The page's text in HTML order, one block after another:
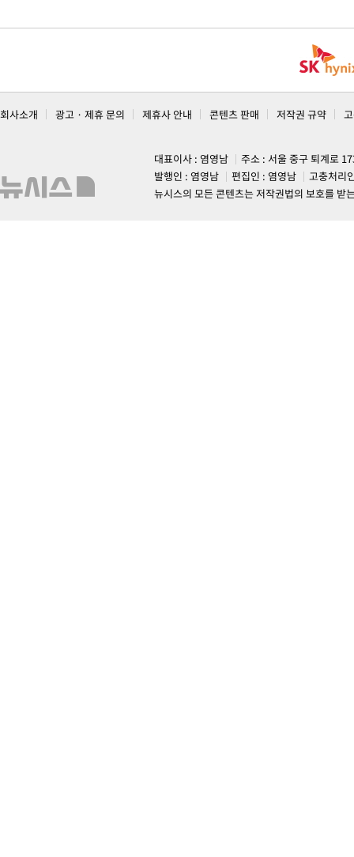
회사소개 광고 · 제휴 문의 제휴사 안내 콘텐츠 판매 저작권 규약
대표이사 : 염영남
주소 : 서울 중구 퇴계로
발행인 : 염영남
편집인 : 염영남
고충처리
뉴시스의 모든 콘텐츠는 저작권법의 보호를